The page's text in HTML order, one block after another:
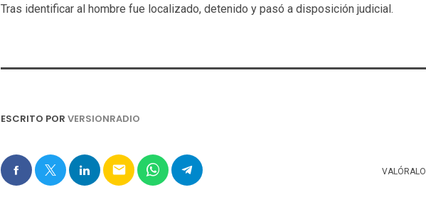
Tras identificar al hombre fue localizado, detenido y pasó a disposición judicial.
ESCRITO POR VERSIONRADIO
email VALÓRALO